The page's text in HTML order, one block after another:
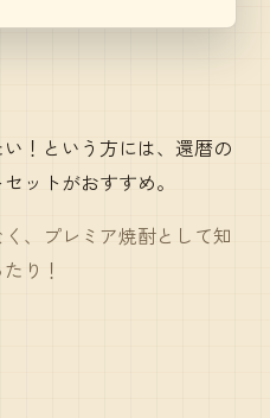
！という方には、還暦の
ットがおすすめ。
、プレミア焼酎として知
り！